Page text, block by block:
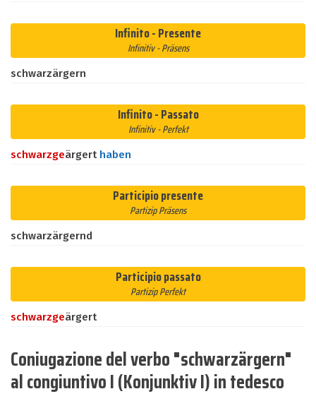
Infinito - Presente
Infinitiv - Präsens
schwarzärgern
Infinito - Passato
Infinitiv - Perfekt
schwarzgeärgert haben
Participio presente
Partizip Präsens
schwarzärgernd
Participio passato
Partizip Perfekt
schwarzgeärgert
Coniugazione del verbo "schwarzärgern"
al congiuntivo I (Konjunktiv I) in tedesco